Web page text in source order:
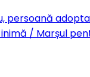
persoană
/ Marșul